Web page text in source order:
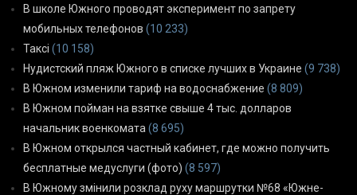
В школе Южного проводят эксперимент по запрету
мобильных телефонов (10 233)
Таксі (10 158)
Нудистский пляж Южного в списке лучших в Украине (9 738)
В Южном изменили тариф на водоснабжение (8 809)
В Южном пойман на взятке свыше 4 тыс. долларов
начальник военкомата (8 695)
В Южном открылся частный кабинет, где можно получить
бесплатные медуслуги (фото) (8 597)
В Южному змінили розклад руху маршрутки №68 «Южне-